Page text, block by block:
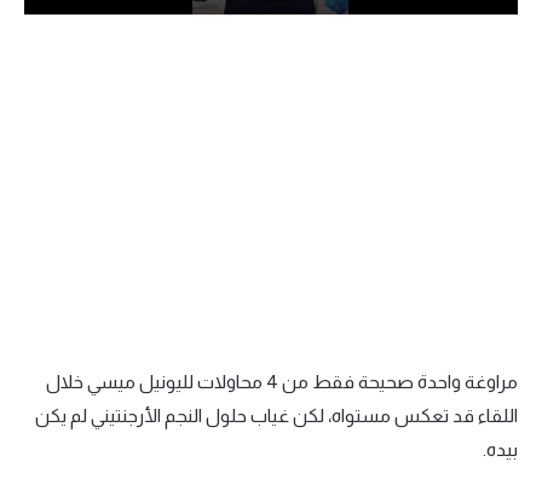
سعودي في الجول
مراوغة واحدة صحيحة فقط من 4 محاولات لليونيل ميسي خلال
اللقاء قد تعكس مستواه، لكن غياب حلول النجم الأرجنتيني لم يكن
بيده.